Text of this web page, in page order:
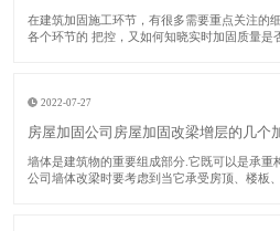
在建筑加固施工环节，有很多需要重点关注的
各个环节的 把控，又如何知晓实时加固质量是
2022-07-27
房屋加固公司房屋加固改梁增层的几个
墙体是建筑物的重要组成部分.它既可以是承重
公司墙体改梁时要考虑到当它承受房顶、楼板